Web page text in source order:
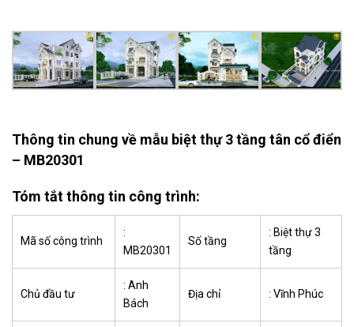
Thông tin chung về mẫu biệt thự 3 tầng tân cổ điển
– MB20301
Tóm tắt thông tin công trình:
Mã số công trình
:
MB20301
Số tầng
: Biệt thự 3
tầng
Chủ đầu tư
: Anh
Bách
Địa chỉ : Vĩnh Phúc